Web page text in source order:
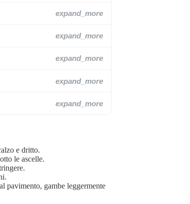
expand_more
expand_more
expand_more
expand_more
expand_more
e dritto.
le ascelle.
pavimento, gambe leggermente